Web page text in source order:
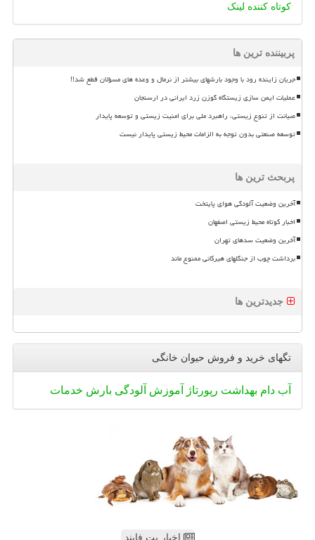
کوتاه کننده لینک
پربیننده ترین ها
جریان زاینده رود با وجود بارشهای بیشتر از نرمال و وعده های مسؤلان قطع شد!!
عملیات ایمن سازی زیستگاه گوزن زرد ایرانی در ارسنجان
صیانت از تنوع زیستی، راهبرد ملی برای امنیت زیستی و توسعه پایدار
توسعه صنعتی بدون توجه به الزامات محیط زیستی پایدار نیست
پربحث ترین ها
آخرین وضعیت آلودگی هوای پایتخت
اخبار کوتاه محیط زیستی اصفهان
آخرین وضعیت سدهای تهران
برداشت چوب از جنگلهای هیرکانی ممنوع ماند
جدیدترین ها
تگهای خرید و فروش حیوان خانگی
آب دام بهداشت رپورتاژ آموزش آلودگی بارش خدمات
اخبار پت فایند